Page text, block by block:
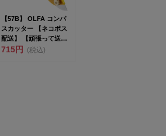
【57B】 OLFA コンパ
スカッター 【ネコポス
配送】 【頑張って送料
無料！】
715円 (税込)